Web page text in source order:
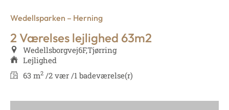
Wedellsparken – Herning
2 Værelses lejlighed 63m2
Wedellsborgvej6F,Tjørring
Lejlighed
63 m2 /2 vær /1 badeværelse(r)